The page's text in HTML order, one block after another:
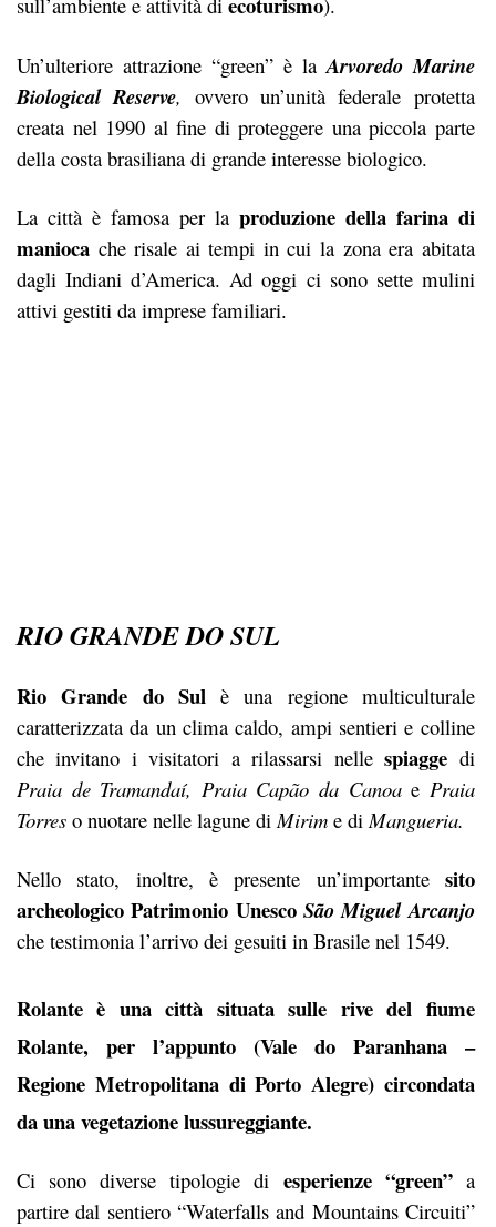
Un’ulteriore attrazione “green” è la Arvoredo Marine
Biological Reserve, ovvero un’unità federale protetta
creata nel 1990 al fine di proteggere una piccola parte
della costa brasiliana di grande interesse biologico.
La città è famosa per la produzione della farina di
manioca che risale ai tempi in cui la zona era abitata
dagli Indiani d’America. Ad oggi ci sono sette mulini
attivi gestiti da imprese familiari.
RIO GRANDE DO SUL
Rio Grande do Sulè una regione multiculturale
caratterizzata da un clima caldo, ampi sentieri e colline
che invitano i visitatori a rilassarsi nellespiagge di
Praia de Tramandaí, Praia Capão da Canoae Praia
Torres o nuotare nelle lagune di Mirim e di Mangueria.
Nello stato, inoltre, è presente un’importantesito
archeologico Patrimonio UnescoSão Miguel Arcanjo
che testimonia l’arrivo dei gesuiti in Brasile nel 1549.
Rolanteè una città situata sulle rive del fiume
Rolante, per l’appunto (Vale do Paranhana –
Regione Metropolitana di Porto Alegre) circondata
da una vegetazione lussureggiante.
Ci sono diverse tipologie di esperienze “green”a
partire dal sentiero “Waterfalls and Mountains Circuiti”